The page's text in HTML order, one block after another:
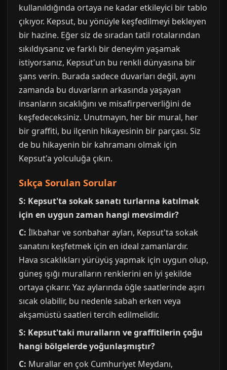
kullanıldığında ortaya ne kadar etkileyici bir tablo
çıkıyor. Kepsut, bu yönüyle keşfedilmeyi bekleyen
bir hazine. Eğer siz de sıradan tatil rotalarından
sıkıldıysanız ve farklı bir deneyim yaşamak
istiyorsanız, Kepsut'un bu renkli dünyasına bir
şans verin. Burada sadece duvarları değil, aynı
zamanda bu duvarların arkasında yaşayan
insanların sıcaklığını ve misafirperverliğini de
keşfedeceksiniz. Unutmayın, her bir mural, her
bir graffiti, bu ilçenin hikayesinin bir parçası. Siz
de bu hikayenin bir kahramanı olmak için
Kepsut'a yolculuğa çıkın.
Sıkça Sorulan Sorular
S: Kepsut'ta sokak sanatı turlarına katılmak
için en uygun zaman hangi mevsimdir?
C: İlkbahar ve sonbahar ayları, Kepsut'ta sokak
sanatını keşfetmek için en ideal zamanlardır.
Hava sıcaklıkları yürüyüş yapmak için uygun olup,
güneş ışığı muralların renklerini en iyi şekilde
ortaya çıkarır. Yaz aylarında öğle saatlerinde aşırı
sıcak olabilir, bu nedenle sabah erken veya
akşamüstü saatleri tercih edilmelidir.
S: Kepsut'taki muralların ve graffitilerin çoğu
hangi bölgelerde yoğunlaşmıştır?
C: Murallar en çok Cumhuriyet Meydanı,